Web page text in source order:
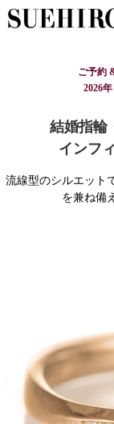
ご予約
2026
結婚指輪
インフ
流線型のシルエット
を兼ね備